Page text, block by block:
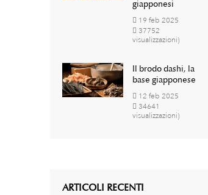
giapponesi
19 feb 2025
37752
visualizzazioni)
Il brodo dashi, la
base giapponese
12 feb 2025
34641
visualizzazioni)
ARTICOLI RECENTI